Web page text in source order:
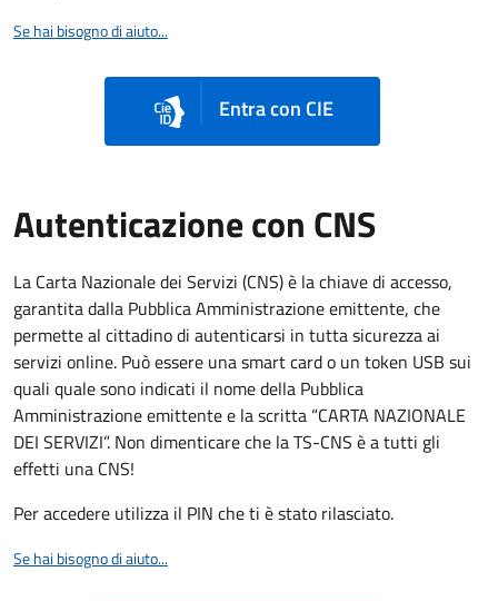
Se hai bisogno di aiuto...
Entra con CIE
Autenticazione con CNS
La Carta Nazionale dei Servizi (CNS) è la chiave di accesso,
garantita dalla Pubblica Amministrazione emittente, che
permette al cittadino di autenticarsi in tutta sicurezza ai
servizi online. Può essere una smart card o un token USB sui
quali quale sono indicati il nome della Pubblica
Amministrazione emittente e la scritta “CARTA NAZIONALE
DEI SERVIZI”. Non dimenticare che la TS-CNS è a tutti gli
effetti una CNS!
Per accedere utilizza il PIN che ti è stato rilasciato.
Se hai bisogno di aiuto...